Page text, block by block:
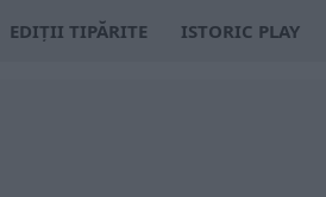
EDIȚII TIPĂRITE ISTORIC PLAY